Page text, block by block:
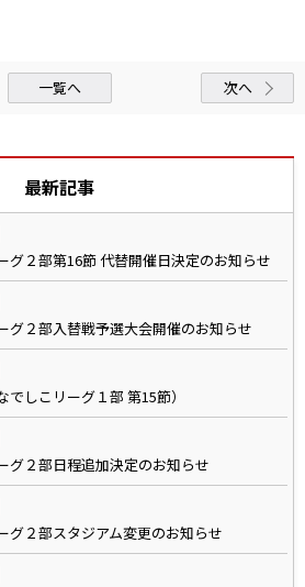
一覧へ 次へ
最新記事
グ２部第16節 代替開催日決定のお知らせ
グ２部入替戦予選大会開催のお知らせ
しこリーグ１部 第15節）
グ２部日程追加決定のお知らせ
グ２部スタジアム変更のお知らせ